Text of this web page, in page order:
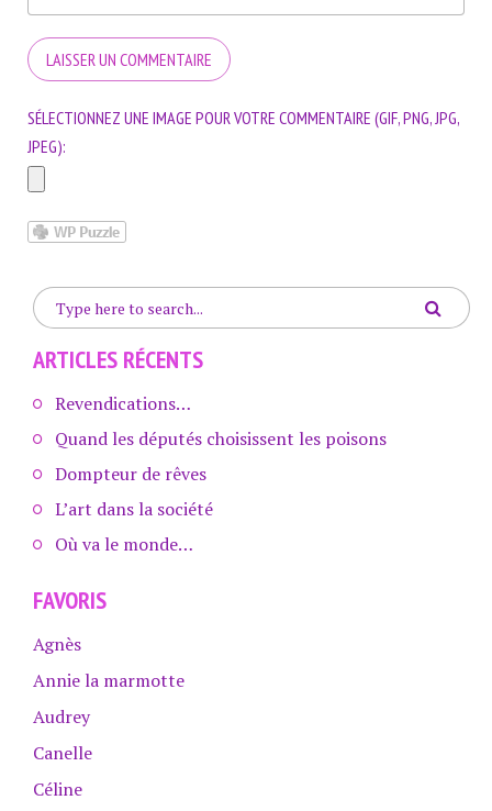
SÉLECTIONNEZ UNE IMAGE POUR VOTRE COMMENTAIRE (GIF, PNG, JPG,
JPEG):
ARTICLES RÉCENTS
Revendications…
Quand les députés choisissent les poisons
Dompteur de rêves
L’art dans la société
Où va le monde…
FAVORIS
Agnès
Annie la marmotte
Audrey
Canelle
Céline